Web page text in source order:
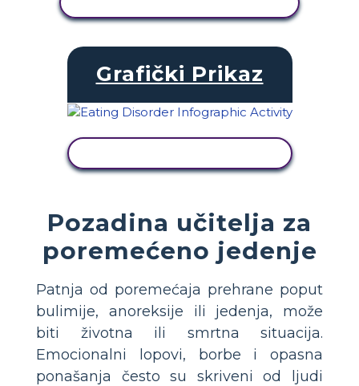
Grafički Prikaz
Pozadina učitelja za
poremećeno jedenje
Patnja od poremećaja prehrane poput
bulimije, anoreksije ili jedenja, može
biti životna ili smrtna situacija.
Emocionalni lopovi, borbe i opasna
ponašanja često su skriveni od ljudi